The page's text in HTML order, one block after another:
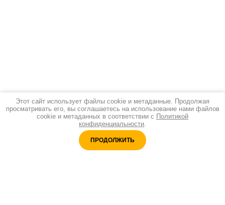
Этот сайт использует файлы cookie и метаданные. Продолжая
просматривать его, вы соглашаетесь на использование нами файлов
cookie и метаданных в соответствии с Политикой
конфиденциальности.
ПРОДОЛЖИТЬ